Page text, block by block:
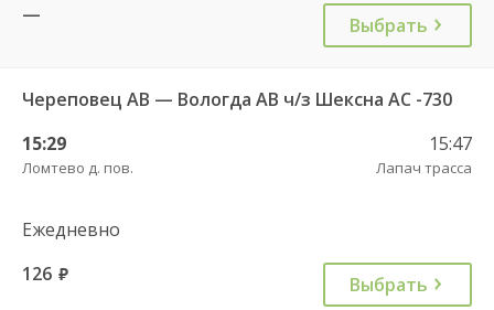
—
Выбрать
Череповец АВ — Вологда АВ ч/з Шексна АC -730
15:29
Ломтево д. пов.
15:47
Лапач трасса
Ежедневно
126 руб. Выбрать